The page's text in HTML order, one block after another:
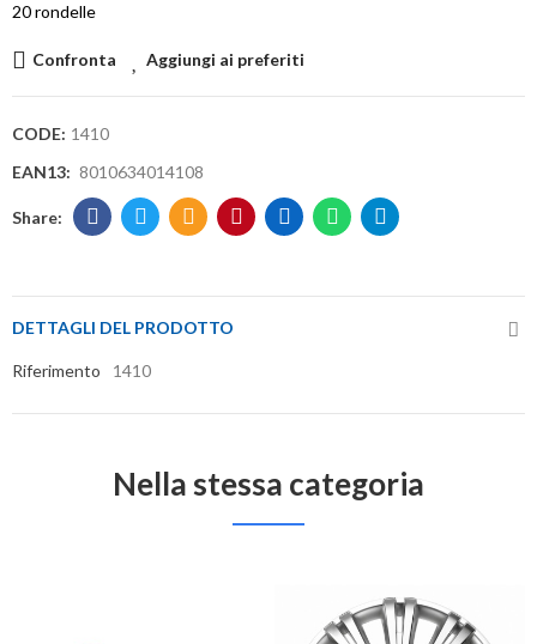
20 rondelle
Confronta Aggiungi ai preferiti
CODE: 1410
EAN13: 8010634014108
DETTAGLI DEL PRODOTTO
Riferimento 1410
Nella stessa categoria